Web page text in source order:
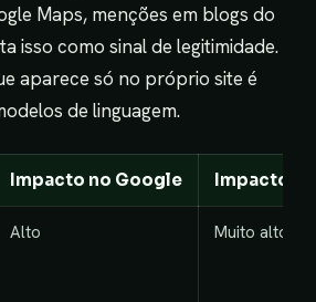
Maps, menções em blogs do
isso como sinal de legitimidade.
aparece só no próprio site é
de linguagem.
Impacto no Google Impacto
Alto Muito alto